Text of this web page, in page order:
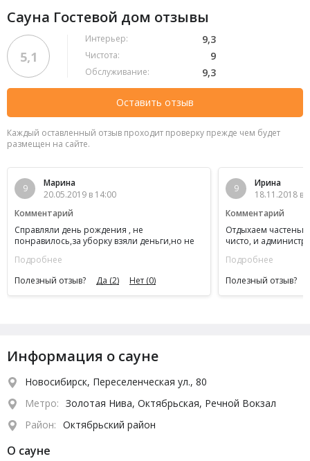
Сауна Гостевой дом отзывы
5,1
Интерьер: 9,3
Чистота: 9
Обслуживание: 9,3
Оставить отзыв
Каждый оставленный отзыв проходит проверку прежде чем будет
размещен на сайте.
9
Марина
20.05.2019 в 14:00
Комментарий
Справляли день рождения , не
понравилось,за уборку взяли деньги,но не
вечером погуляли полы были грязные везде
лужи и в сауне ничего не убрано ,хорошо
что с вечера сами убрали со стола вымали
посуду,за продуктами советую тоже следить
оторвали,благо нам помогла полиция
прибывшая и разобралась кто прав кто
Подробнее
Полезный отзыв?
Да (2) Нет (0)
9
Ирина
18.11.2018 в
Комментарий
Отдыхаем
чисто, и
Подробнее
Полезный отзыв?
Информация о сауне
Новосибирск, Переселенческая ул., 80
Метро: Золотая Нива, Октябрьская, Речной Вокзал
Район: Октябрьский район
О сауне